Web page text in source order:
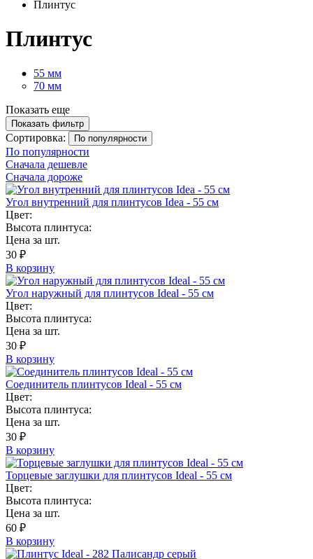
Плинтус
Плинтус
55 мм
70 мм
Показать еще
Показать фильтр
Сортировка: По популярности
По популярности
Сначала дешевле
Сначала дороже
Угол внутренний для плинтусов Idea - 55 см
Цвет:
Высота плинтуса:
Цена за шт.
30 ₽
В корзину
Угол наружный для плинтусов Ideal - 55 см
Цвет:
Высота плинтуса:
Цена за шт.
30 ₽
В корзину
Соединитель плинтусов Ideal - 55 см
Цвет:
Высота плинтуса:
Цена за шт.
30 ₽
В корзину
Торцевые заглушки для плинтусов Ideal - 55 см
Цвет:
Высота плинтуса:
Цена за шт.
60 ₽
В корзину